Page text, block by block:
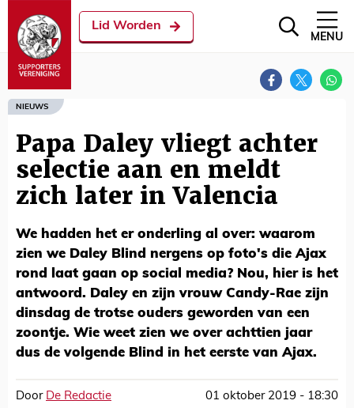
Lid Worden
MENU
NIEUWS
Papa Daley vliegt achter
selectie aan en meldt
zich later in Valencia
We hadden het er onderling al over: waarom
zien we Daley Blind nergens op foto's die Ajax
rond laat gaan op social media? Nou, hier is het
antwoord. Daley en zijn vrouw Candy-Rae zijn
dinsdag de trotse ouders geworden van een
zoontje. Wie weet zien we over achttien jaar
dus de volgende Blind in het eerste van Ajax.
Door De Redactie 01 oktober 2019 - 18:30